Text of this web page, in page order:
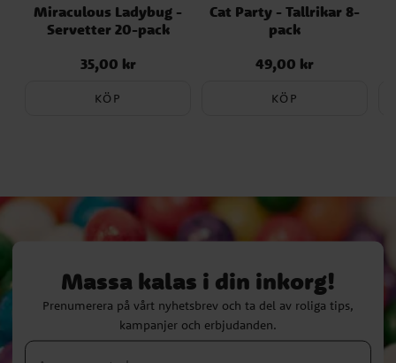
Miraculous Ladybug -
Servetter 20-pack
Pris: 35,00 kr
35,00 kr
KÖP
Cat Party - Tallrikar 8-
pack
Pris: 49,00 kr
49,00 kr
KÖP
Massa kalas i din inkorg!
Prenumerera på vårt nyhetsbrev och ta del av roliga tips,
kampanjer och erbjudanden.